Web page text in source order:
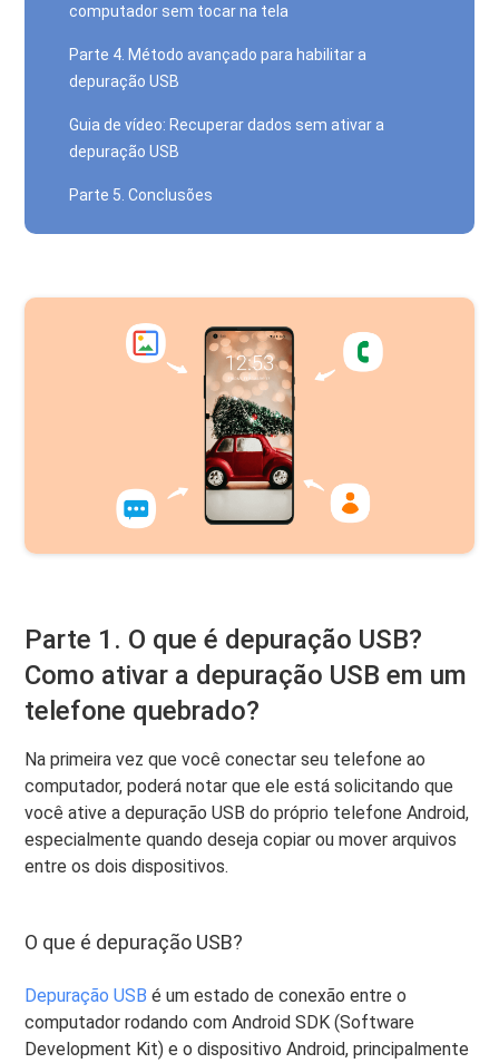
computador sem tocar na tela
Parte 4. Método avançado para habilitar a
depuração USB
Guia de vídeo: Recuperar dados sem ativar a
depuração USB
Parte 5. Conclusões
Parte 1. O que é depuração USB?
Como ativar a depuração USB em um
telefone quebrado?
Na primeira vez que você conectar seu telefone ao
computador, poderá notar que ele está solicitando que
você ative a depuração USB do próprio telefone Android,
especialmente quando deseja copiar ou mover arquivos
entre os dois dispositivos.
O que é depuração USB?
Depuração USB é um estado de conexão entre o
computador rodando com Android SDK (Software
Development Kit) e o dispositivo Android, principalmente